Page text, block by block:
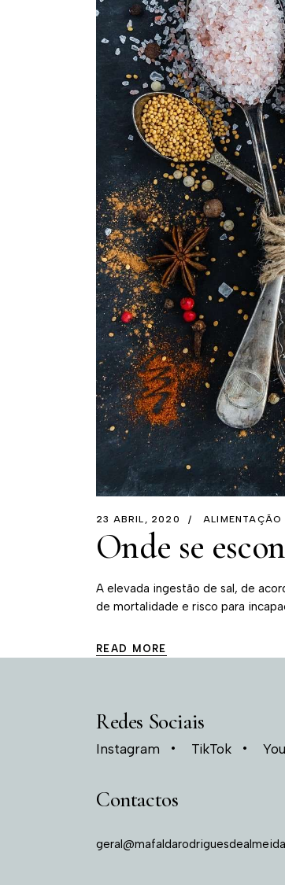
23 ABRIL, 2020 ALIMENTAÇÃO
Onde se
A elevada ingestão de sal, de
de mortalidade e risco para
READ MORE
Redes Sociais
Instagram TikTok
Contactos